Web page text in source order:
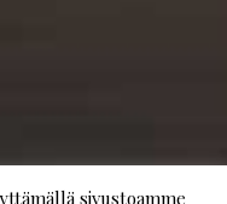
sivustoamme